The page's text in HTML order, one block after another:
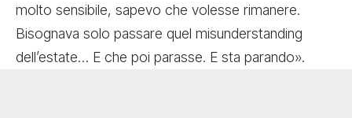
molto sensibile, sapevo che volesse rimanere.
Bisognava solo passare quel misunderstanding
dell’estate… E che poi parasse. E sta parando».